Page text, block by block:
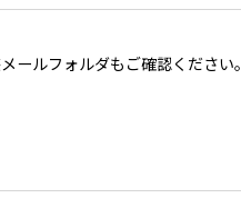
ールフォルダもご確認ください。